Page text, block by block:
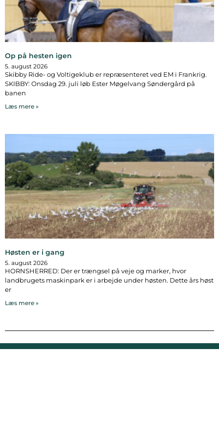
Op på hesten igen
5. august 2026
Skibby Ride- og Voltigeklub er repræsenteret ved EM i Frankrig.
SKIBBY: Onsdag 29. juli løb Ester Møgelvang Søndergård på
banen
Læs mere »
Høsten er i gang
5. august 2026
HORNSHERRED: Der er trængsel på veje og marker, hvor
landbrugets maskinpark er i arbejde under høsten. Dette års høst
er
Læs mere »